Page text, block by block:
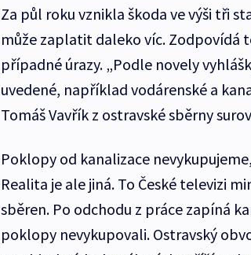
Za půl roku vznikla škoda ve výši tři
může zaplatit daleko víc. Zodpovídá
případné úrazy. „Podle novely
uvedené, například vodárenské a
Tomáš Vavřík z ostravské sběrny
Poklopy od kanalizace
Realita je ale jiná. To České televizi
sběren. Po odchodu z práce zapíná
poklopy nevykupovali. Ostravský